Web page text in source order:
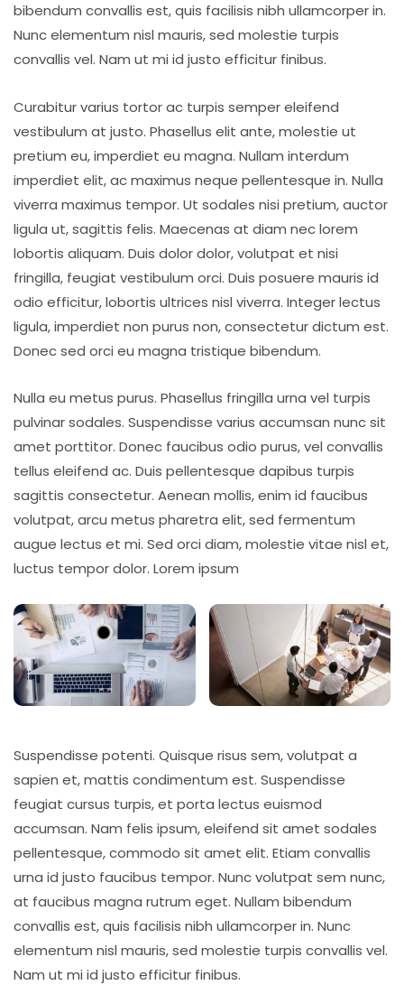
bibendum convallis est, quis facilisis nibh ullamcorper in.
Nunc elementum nisl mauris, sed molestie turpis
convallis vel. Nam ut mi id justo efficitur finibus.
Curabitur varius tortor ac turpis semper eleifend
vestibulum at justo. Phasellus elit ante, molestie ut
pretium eu, imperdiet eu magna. Nullam interdum
imperdiet elit, ac maximus neque pellentesque in. Nulla
viverra maximus tempor. Ut sodales nisi pretium, auctor
ligula ut, sagittis felis. Maecenas at diam nec lorem
lobortis aliquam. Duis dolor dolor, volutpat et nisi
fringilla, feugiat vestibulum orci. Duis posuere mauris id
odio efficitur, lobortis ultrices nisl viverra. Integer lectus
ligula, imperdiet non purus non, consectetur dictum est.
Donec sed orci eu magna tristique bibendum.
Nulla eu metus purus. Phasellus fringilla urna vel turpis
pulvinar sodales. Suspendisse varius accumsan nunc sit
amet porttitor. Donec faucibus odio purus, vel convallis
tellus eleifend ac. Duis pellentesque dapibus turpis
sagittis consectetur. Aenean mollis, enim id faucibus
volutpat, arcu metus pharetra elit, sed fermentum
augue lectus et mi. Sed orci diam, molestie vitae nisl et,
luctus tempor dolor. Lorem ipsum
Suspendisse potenti. Quisque risus sem, volutpat a
sapien et, mattis condimentum est. Suspendisse
feugiat cursus turpis, et porta lectus euismod
accumsan. Nam felis ipsum, eleifend sit amet sodales
pellentesque, commodo sit amet elit. Etiam convallis
urna id justo faucibus tempor. Nunc volutpat sem nunc,
at faucibus magna rutrum eget. Nullam bibendum
convallis est, quis facilisis nibh ullamcorper in. Nunc
elementum nisl mauris, sed molestie turpis convallis vel.
Nam ut mi id justo efficitur finibus.